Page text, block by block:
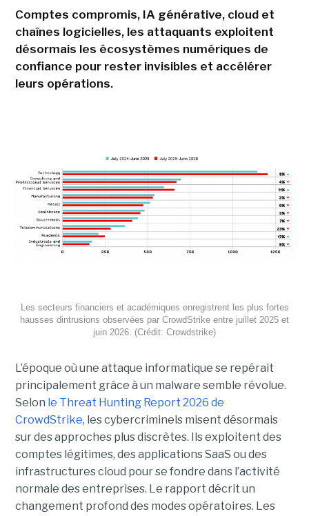
Comptes compromis, IA générative, cloud et
chaînes logicielles, les attaquants exploitent
désormais les écosystèmes numériques de
confiance pour rester invisibles et accélérer
leurs opérations.
Les secteurs financiers et académiques enregistrent les plus fortes
hausses dintrusions observées par CrowdStrike entre juillet 2025 et
juin 2026. (Crédit: Crowdstrike)
L’époque où une attaque informatique se repérait
principalement grâce à un malware semble révolue.
Selon le Threat Hunting Report 2026 de
CrowdStrike, les cybercriminels misent désormais
sur des approches plus discrètes. Ils exploitent des
comptes légitimes, des applications SaaS ou des
infrastructures cloud pour se fondre dans l’activité
normale des entreprises. Le rapport décrit un
changement profond des modes opératoires. Les